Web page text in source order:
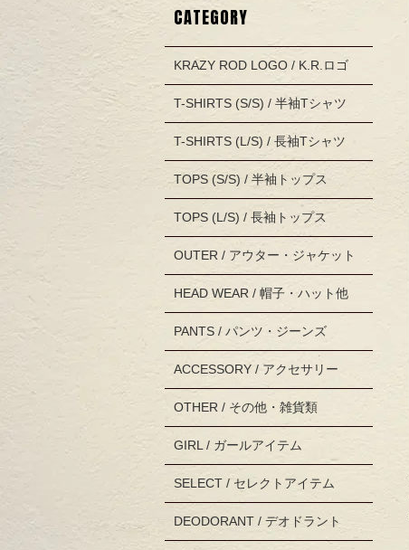
CATEGORY
KRAZY ROD LOGO / K.R.ロゴ
T-SHIRTS (S/S) / 半袖Tシャツ
T-SHIRTS (L/S) / 長袖Tシャツ
TOPS (S/S) / 半袖トップス
TOPS (L/S) / 長袖トップス
OUTER / アウター・ジャケット
HEAD WEAR / 帽子・ハット他
PANTS / パンツ・ジーンズ
ACCESSORY / アクセサリー
OTHER / その他・雑貨類
GIRL / ガールアイテム
SELECT / セレクトアイテム
DEODORANT / デオドラント